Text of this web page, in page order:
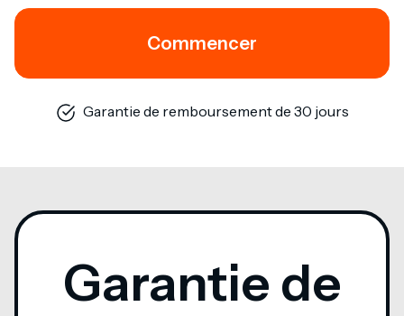
Commencer
Garantie de remboursement de 30 jours
Garantie de